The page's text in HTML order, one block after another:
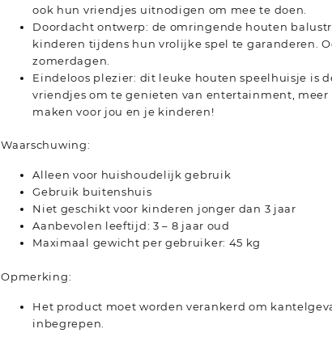
ook hun vriendjes uitnodigen om mee te doen.
Doordacht ontwerp: de omringende houten
kinderen tijdens hun vrolijke spel te garanderen.
zomerdagen.
Eindeloos plezier: dit leuke houten speelhuisje is
vriendjes om te genieten van entertainment,
maken voor jou en je kinderen!
Waarschuwing:
Alleen voor huishoudelijk gebruik
Gebruik buitenshuis
Niet geschikt voor kinderen jonger dan 3 jaar
Aanbevolen leeftijd: 3 – 8 jaar oud
Maximaal gewicht per gebruiker: 45 kg
Opmerking:
Het product moet worden verankerd om
inbegrepen.